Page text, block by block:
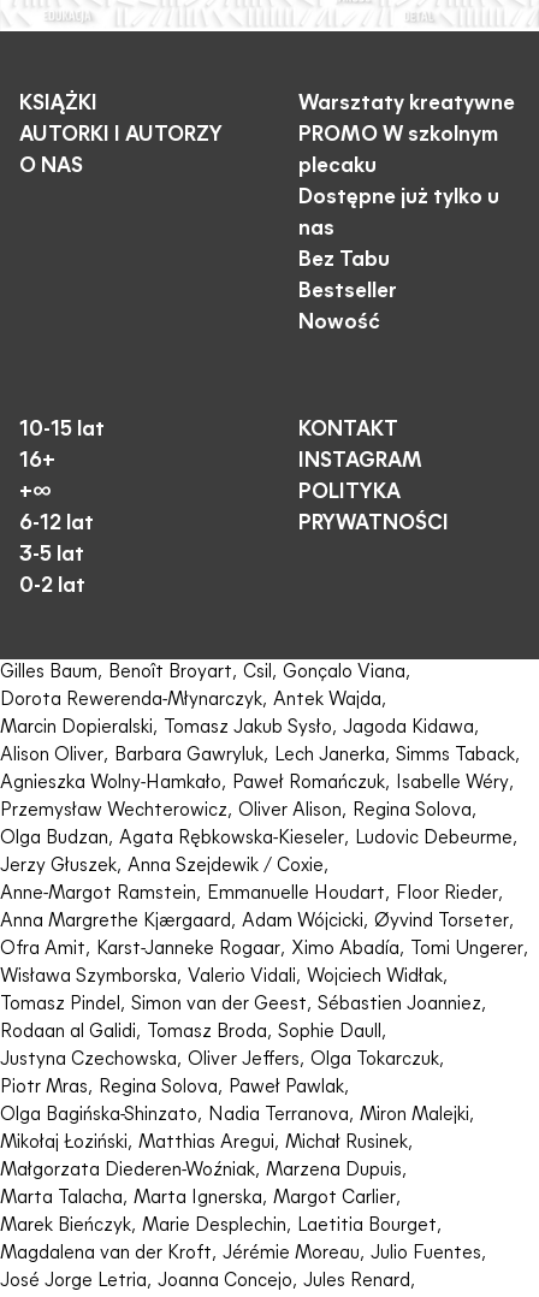
KSIĄŻKI
AUTORKI I AUTORZY
O NAS
Warsztaty kreatywne
PROMO W szkolnym
plecaku
Dostępne już tylko u
nas
Bez Tabu
Bestseller
Nowość
10-15 lat
16+
+∞
6-12 lat
3-5 lat
0-2 lat
KONTAKT
INSTAGRAM
POLITYKA
PRYWATNOŚCI
Gilles Baum, Benoît Broyart, Csil , Gonçalo Viana,
Dorota Rewerenda-Młynarczyk, Antek Wajda,
Marcin Dopieralski, Tomasz Jakub Sysło, Jagoda Kidawa,
Alison Oliver, Barbara Gawryluk, Lech Janerka, Simms Taback,
Agnieszka Wolny-Hamkało, Paweł Romańczuk, Isabelle Wéry,
Przemysław Wechterowicz, Oliver Alison, Regina Solova,
Olga Budzan, Agata Rębkowska-Kieseler, Ludovic Debeurme,
Jerzy Głuszek, Anna Szejdewik / Coxie,
Anne-Margot Ramstein, Emmanuelle Houdart, Floor Rieder,
Anna Margrethe Kjærgaard, Adam Wójcicki, Øyvind Torseter,
Ofra Amit, Karst-Janneke Rogaar, Ximo Abadía, Tomi Ungerer,
Wisława Szymborska, Valerio Vidali, Wojciech Widłak,
Tomasz Pindel , Simon van der Geest, Sébastien Joanniez,
Rodaan al Galidi, Tomasz Broda, Sophie Daull ,
Justyna Czechowska, Oliver Jeffers, Olga Tokarczuk,
Piotr Mras, Regina Solova, Paweł Pawlak,
Olga Bagińska-Shinzato, Nadia Terranova, Miron Malejki,
Mikołaj Łoziński, Matthias Aregui, Michał Rusinek,
Małgorzata Diederen-Woźniak, Marzena Dupuis,
Marta Talacha, Marta Ignerska, Margot Carlier,
Marek Bieńczyk, Marie Desplechin, Laetitia Bourget,
Magdalena van der Kroft, Jérémie Moreau, Julio Fuentes,
José Jorge Letria, Joanna Concejo, Jules Renard,